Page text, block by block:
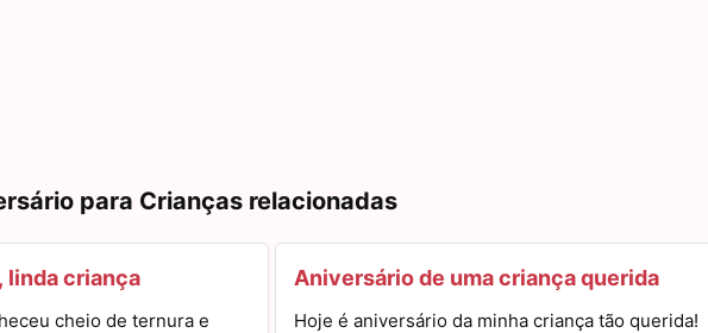
para Crianças relacionadas
linda criança
cheio de ternura e
Aniversário de uma criança querida
Hoje é aniversário da minha criança tão querida!